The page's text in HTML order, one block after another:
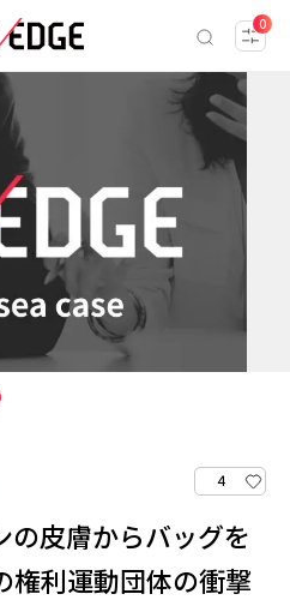
0
4
の皮膚からバッグを
権利運動団体の衝撃